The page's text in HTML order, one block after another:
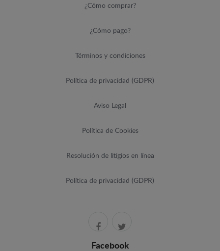
¿Cómo comprar?
¿Cómo pago?
Términos y condiciones
Política de privacidad (GDPR)
Aviso Legal
Política de Cookies
Resolución de litigios en línea
Política de privacidad (GDPR)
Facebook